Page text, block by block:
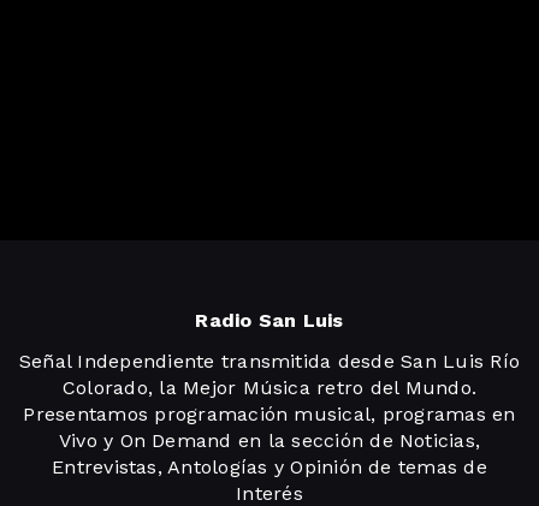
Radio San Luis
Señal Independiente transmitida desde San Luis Río
Colorado, la Mejor Música retro del Mundo.
Presentamos programación musical, programas en
Vivo y On Demand en la sección de Noticias,
Entrevistas, Antologías y Opinión de temas de
Interés